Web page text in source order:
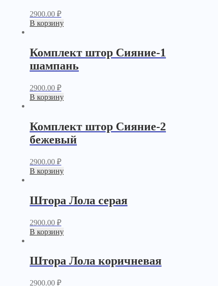
2900.00 ₽
В корзину
Комплект штор Сияние-1
шампань
2900.00 ₽
В корзину
Комплект штор Сияние-2
бежевый
2900.00 ₽
В корзину
Штора Лола серая
2900.00 ₽
В корзину
Штора Лола коричневая
2900.00 ₽